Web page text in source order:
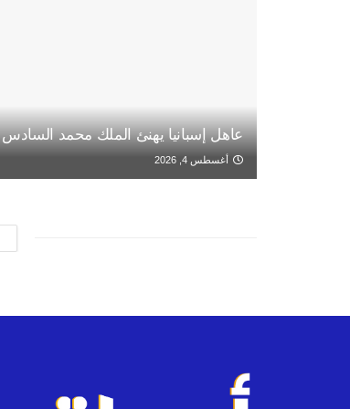
عاهل إسبانيا يهنئ الملك محمد السادس
أغسطس 4, 2026